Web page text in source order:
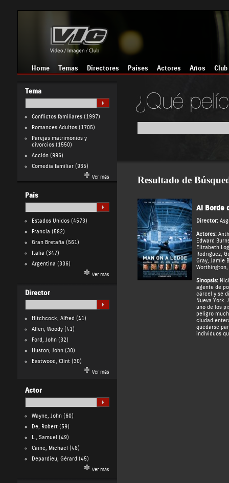
Home Temas Directores Países Actores Años Club
Tema
Conflictos familiares(1997)
Romances Adultos(1705)
Parejas matrimonios y
divorcios(1550)
Acción(996)
Comedia familiar(935)
Ver más
País
Estados Unidos(4573)
Francia (582)
Gran Bretaña (561)
Italia (347)
Argentina (336)
Ver más
Director
Hitchcock, Alfred (41)
Allen, Woody(41)
Ford, John(32)
Huston, John(30)
Eastwood, Clint(30)
Ver más
Actor
Wayne, John(60)
De, Robert(59)
L., Samuel (49)
Caine, Michael (48)
Depardieu, Gérard (45)
Ver más
Resultado de
Al Borde
Director:
Actores:
Edward
Elizabeth
Rodriguez,
Gray, Jamie
Worthington,
Sinopsis:
agente de
cárcel y se
Nueva York.
uno de los
peligro
ciudad
quedarse
individuos